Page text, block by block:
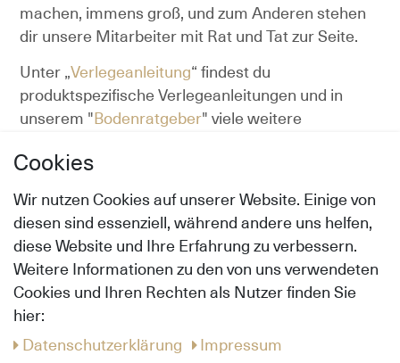
machen, immens groß, und zum Anderen stehen
dir unsere Mitarbeiter mit Rat und Tat zur Seite.
Unter „Verlegeanleitung“ findest du
produktspezifische Verlegeanleitungen und in
unserem "Bodenratgeber" viele weitere
bestimmt helfen werden.
Service
Showroom
Cookies
Wir nutzen Cookies auf unserer Website. Einige von
diesen sind essenziell, während andere uns helfen,
diese Website und Ihre Erfahrung zu verbessern.
Weitere Informationen zu den von uns verwendeten
Cookies und Ihren Rechten als Nutzer finden Sie
hier:
Daten­schutz­erklärung
Impressum